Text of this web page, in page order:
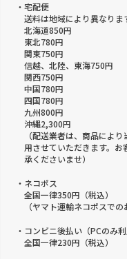
・宅配便
送料は地域により異なりま
北海道850円
東北780円
関東750円
信越、北陸、東海750円
関西750円
中国780円
四国780円
九州800円
沖縄2,300円
（配送業者は、商品によ
用させていただきます。
承くださいませ）
・ネコポス
全国一律350円（税込）
（ヤマト運輸ネコポスでの
・コンビニ後払い（PCのみ利
全国一律230円（税込）